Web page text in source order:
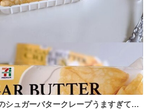
シュガーバタークレープうますぎて